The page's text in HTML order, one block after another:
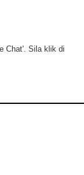
Chat'. Sila klik di